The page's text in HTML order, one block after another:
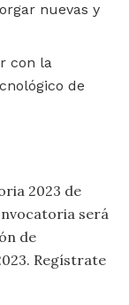
nuevas y
con la
de
2023 de
será
de
Regístrate